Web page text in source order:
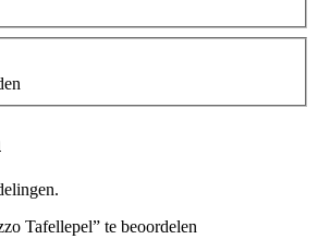
Tafellepel” te beoordelen